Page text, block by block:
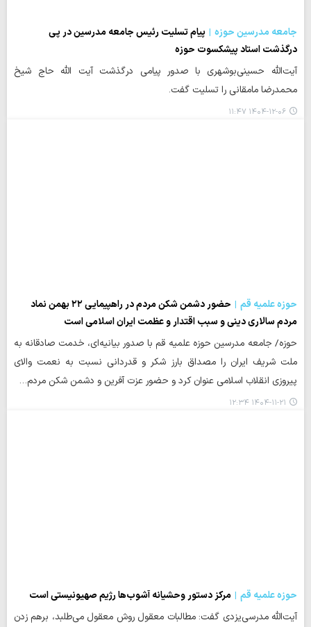
جامعه مدرسین حوزه
پیام تسلیت رئیس جامعه مدرسین در پی
درگذشت استاد پیشکسوت حوزه
آیت‌الله حسینی‌بوشهری با صدور پیامی درگذشت آیت الله حاج شیخ
محمدرضا مامقانی را تسلیت گفت.
۱۴۰۴-۱۲-۰۶ ۱۱:۴۷
حوزه علمیه قم
حضور دشمن شکن مردم در راهپیمایی ۲۲ بهمن نماد
مردم سالاری دینی و سبب اقتدار و عظمت ایران اسلامی است
حوزه/ جامعه مدرسین حوزه علمیه قم با صدور بیانیه‌ای، خدمت صادقانه به
ملت شریف ایران را مصداق بارز شکر و قدردانی نسبت به نعمت والای
پیروزی انقلاب اسلامی عنوان کرد و حضور عزت آفرین و دشمن شکن مردم…
۱۴۰۴-۱۱-۲۱ ۱۲:۳۴
حوزه علمیه قم
مرکز دستور وحشیانه آشوب‌ها رژیم صهیونیستی است
آیت‌الله مدرسی‌یزدی گفت: مطالبات معقول روش معقول می‌طلبد، برهم زدن